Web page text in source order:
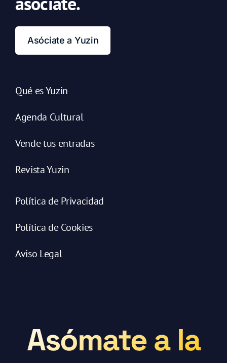
Asóciate a Yuzin
Qué es Yuzin
Agenda Cultural
Vende tus entradas
Revista Yuzin
Política de Privacidad
Política de Cookies
Aviso Legal
Asómate a la